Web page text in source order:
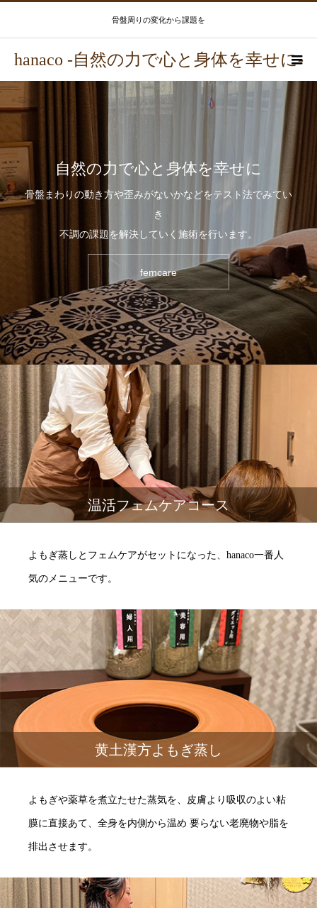
骨盤周りの変化から課題を
hanaco -自然の力で心と身体を幸せに-
温活フェムケアコース
よもぎ蒸しとフェムケアがセットになった、hanaco一番人
気のメニューです。
黄土漢方よもぎ蒸し
よもぎや薬草を煮立たせた蒸気を、皮膚より吸収のよい粘
膜に直接あて、全身を内側から温め 要らない老廃物や脂を
排出させます。